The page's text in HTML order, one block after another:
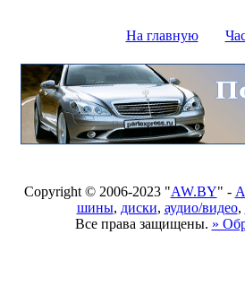
На главную
Copyright © 2006-2023 "AW.BY" -
шины, диски, аудио/видео,
Все права защищены. »